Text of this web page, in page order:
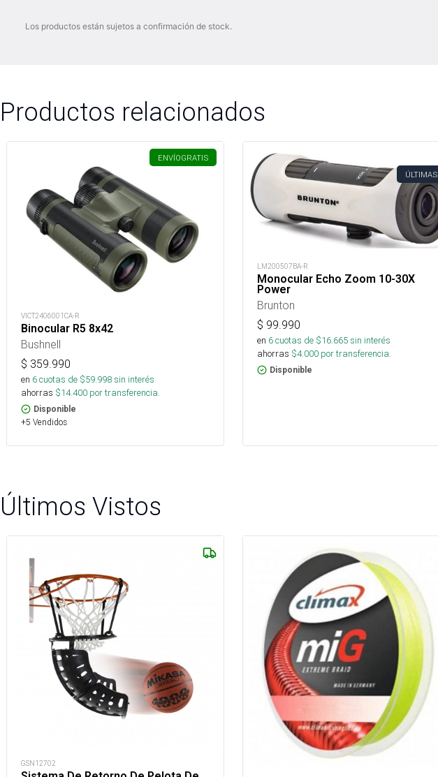
Los productos están sujetos a confirmación de stock.
Productos relacionados
ENVÍOGRATIS
VICT2406001CA-R
Binocular R5 8x42
Bushnell
$ 359.990
en 6cuotas de $59.998sin interés
ahorras $14.400 por transferencia.
Disponible
+5 Vendidos
ÚLTIMAS
LM200507BA-R
Monocular Echo Zoom 10-30X
Power
Brunton
$ 99.990
en 6cuotas de $16.665sin interés
ahorras $4.000 por transferencia.
Disponible
Últimos Vistos
GSN12702